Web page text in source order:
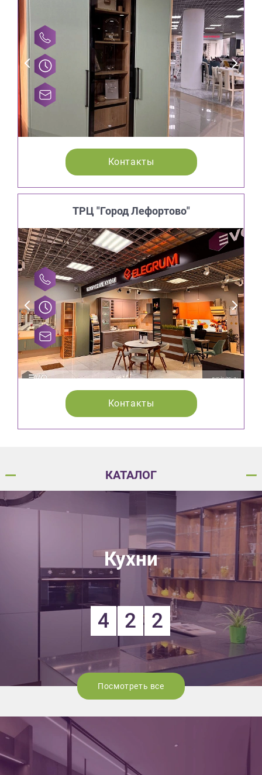
Контакты
ТРЦ "Город Лефортово"
Контакты
КАТАЛОГ
Кухни
4 2 2
Посмотреть все